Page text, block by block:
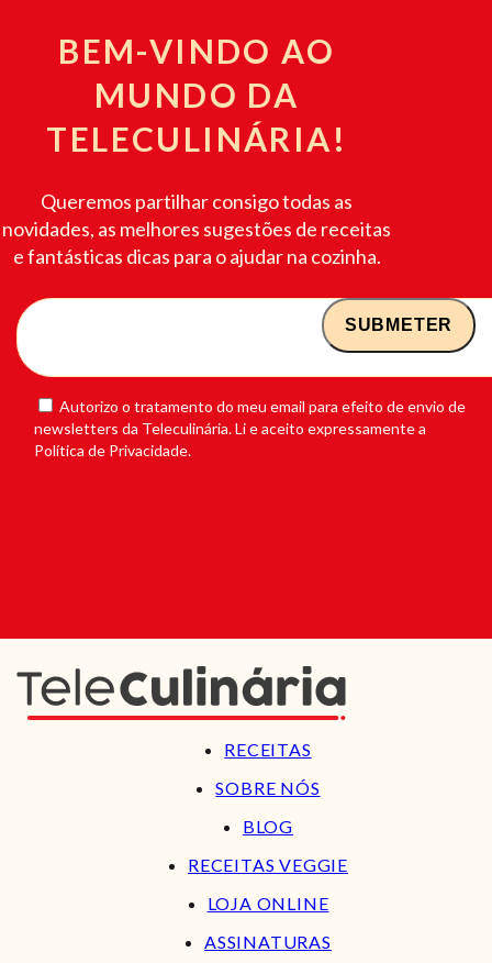
BEM-VINDO AO
MUNDO DA
TELECULINÁRIA!
Queremos partilhar consigo todas as
novidades, as melhores sugestões de receitas
e fantásticas dicas para o ajudar na cozinha.
Autorizo o tratamento do meu email para efeito de envio de
newsletters da Teleculinária. Li e aceito expressamente a
Política de Privacidade.
RECEITAS
SOBRE NÓS
BLOG
RECEITAS VEGGIE
LOJA ONLINE
ASSINATURAS